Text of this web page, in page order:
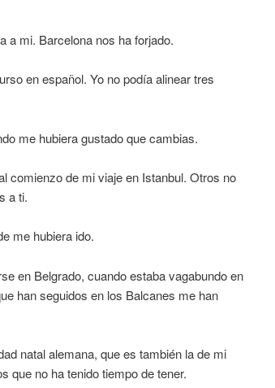
a mi. Barcelona nos ha forjado.
en español. Yo no podía alinear tres
me hubiera gustado que cambias.
comienzo de mi viaje en Istanbul. Otros no
a ti.
me hubiera ido.
en Belgrado, cuando estaba vagabundo en
han seguidos en los Balcanes me han
natal alemana, que es también la de mi
que no ha tenido tiempo de tener.